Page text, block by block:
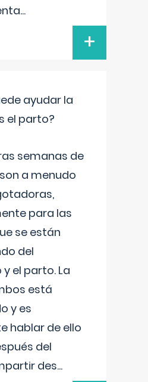
...
+
ayudar la
el parto?
semanas de
a menudo
para las
se están
del
el parto. La
está
y es
hablar de ello
del
des...